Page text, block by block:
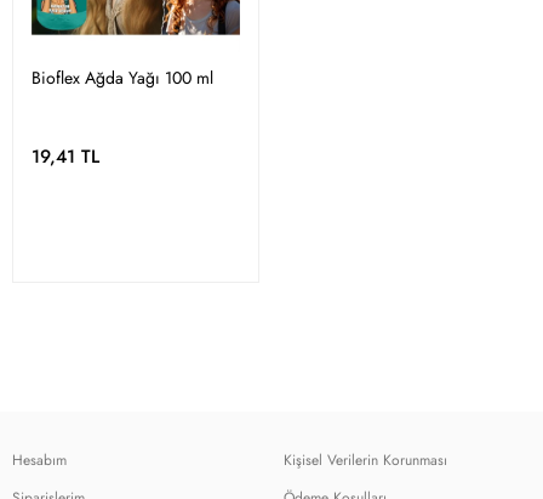
Bioflex Ağda Yağı 100 ml
19,41 TL
Hesabım
Kişisel Verilerin Korunması